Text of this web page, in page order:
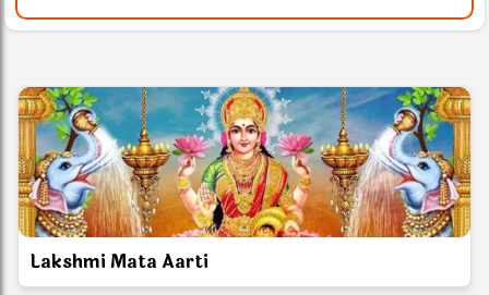
Lakshmi Mata Aarti